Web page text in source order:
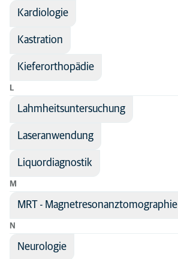
Kardiologie
Kastration
Kieferorthopädie
L
Lahmheitsuntersuchung
Laseranwendung
Liquordiagnostik
M
MRT - Magnetresonanztomographie
N
Neurologie